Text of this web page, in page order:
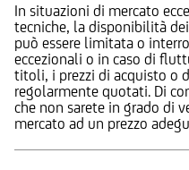
In situazioni di mercato
tecniche, la disponibilità
può essere limitata o
eccezionali o in caso di
titoli, i prezzi di acquisto o
regolarmente quotati. Di
che non sarete in grado di
mercato ad un prezzo